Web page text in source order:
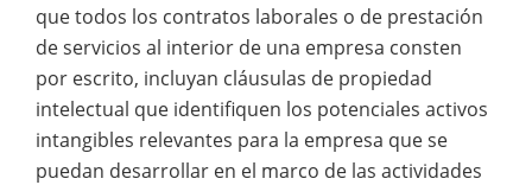
que todos los contratos laborales o de prestación
de servicios al interior de una empresa consten
por escrito, incluyan cláusulas de propiedad
intelectual que identifiquen los potenciales activos
intangibles relevantes para la empresa que se
puedan desarrollar en el marco de las actividades